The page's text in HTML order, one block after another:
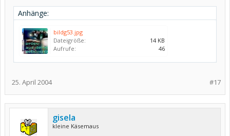
Anhänge:
bildg53.jpg
Dateigröße:
14 KB
Aufrufe:
46
#17
25. April 2004
gisela
kleine Käsemaus